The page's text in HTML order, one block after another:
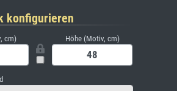
konfigurieren
cm) Höhe (Motiv, cm)